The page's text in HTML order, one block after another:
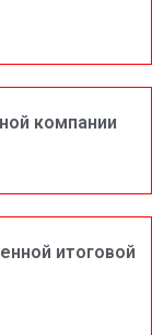
компании
итоговой